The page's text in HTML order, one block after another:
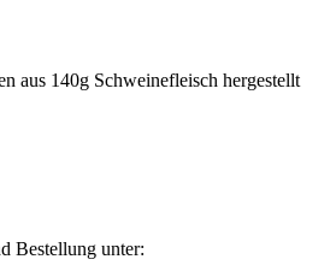
aus 140g Schweinefleisch hergestellt
Bestellung unter: